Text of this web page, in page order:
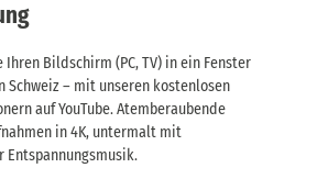
Ihren Bildschirm (PC, TV) in ein Fenster
Schweiz – mit unseren kostenlosen
auf YouTube. Atemberaubende
in 4K, untermalt mit
Entspannungsmusik.